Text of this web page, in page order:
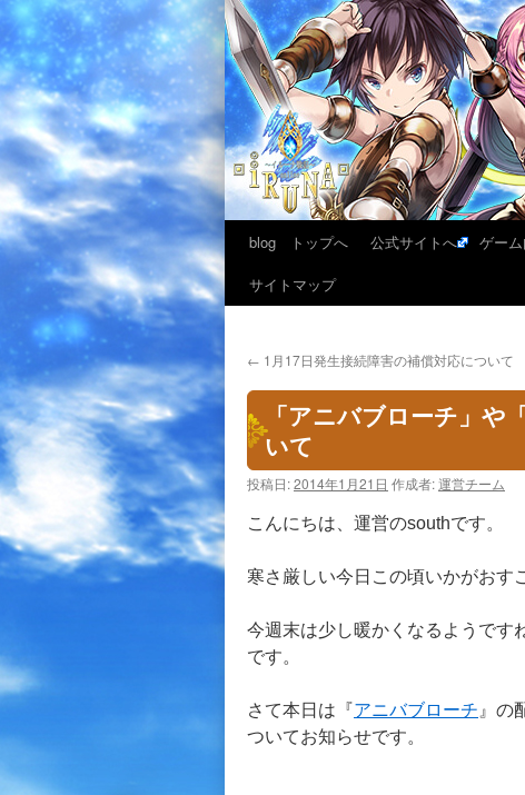
blog トップへ 公式サイトへ ゲー
サイトマップ
← 1月17日発生接続障害の補償対応について
「アニバブローチ」や
いて
投稿日:2014年1月21日 作成者:運営チーム
こんにちは、運営のsouthです。
寒さ厳しい今日この頃いかがおす
今週末は少し暖かくなるようです
です。
さて本日は『アニバブローチ 』の
ついてお知らせです。